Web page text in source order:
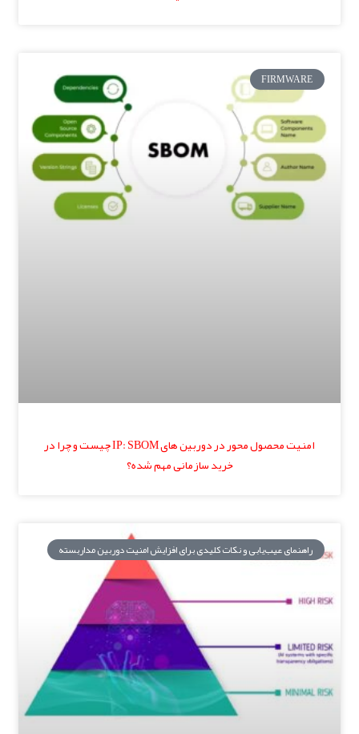
FIRMWARE
امنیت محصول محور در دوربین های IP: SBOM چیست و چرا در
خرید سازمانی مهم شده؟
راهنمای عیب‌یابی و نکات کلیدی برای افزایش امنیت دوربین مداربسته